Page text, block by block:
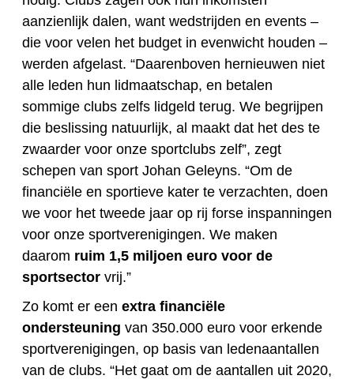
aanzienlijk dalen, want wedstrijden en events –
die voor velen het budget in evenwicht houden –
werden afgelast. “Daarenboven hernieuwen niet
alle leden hun lidmaatschap, en betalen
sommige clubs zelfs lidgeld terug. We begrijpen
die beslissing natuurlijk, al maakt dat het des te
zwaarder voor onze sportclubs zelf”, zegt
schepen van sport Johan Geleyns. “Om de
financiële en sportieve kater te verzachten, doen
we voor het tweede jaar op rij forse inspanningen
voor onze sportverenigingen. We maken
daarom ruim 1,5 miljoen euro voor de
sportsector vrij.”
Zo komt er een extra financiële
ondersteuning van 350.000 euro voor erkende
sportverenigingen, op basis van ledenaantallen
van de clubs. “Het gaat om de aantallen uit 2020,